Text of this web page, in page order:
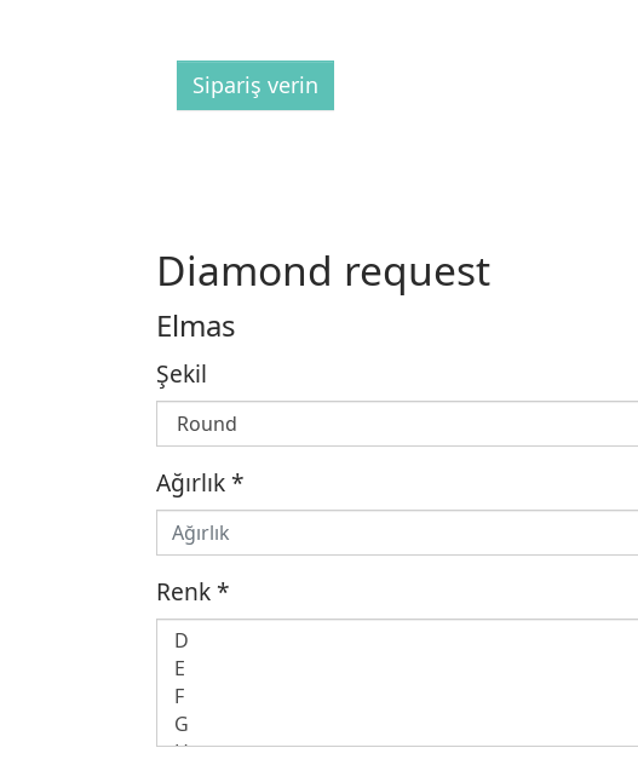
Sipariş verin
Diamond request
Elmas
Şekil
Ağırlık*
Renk*